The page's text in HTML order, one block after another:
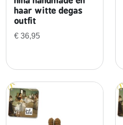
haar witte degas
outfit
€ 36,95